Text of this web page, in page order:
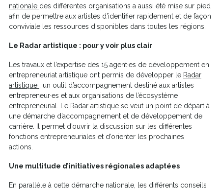
dans
une
nouvelle
nationale Ce
lien
s'ouvrira
une
fenêtre
des différentes organisations a aussi été mise sur pied
afin de permettre aux artistes d’identifier rapidement et de façon
conviviale les ressources disponibles dans toutes les régions.
Le Radar artistique : pour y voir plus clair
Les travaux et l’expertise des 15 agent·es de développement en
entrepreneuriat artistique ont permis de développer le Radar
artistique
Ce
lien
s'ouvrira
dans
une
nouvelle
, un outil d’accompagnement destiné aux artistes
entrepreneur·es et aux organisations de l’écosystème
entrepreneurial. Le Radar artistique se veut un point de départ à
une démarche d’accompagnement et de développement de
carrière. Il permet d’ouvrir la discussion sur les différentes
fonctions entrepreneuriales et d’orienter les prochaines
actions.
Une multitude d’initiatives régionales adaptées
En parallèle à cette démarche nationale, les différents conseils